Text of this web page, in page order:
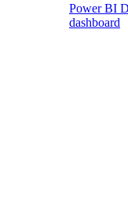
Power BI
dashboard